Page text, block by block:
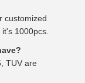
customized
1000pcs.
TUV are